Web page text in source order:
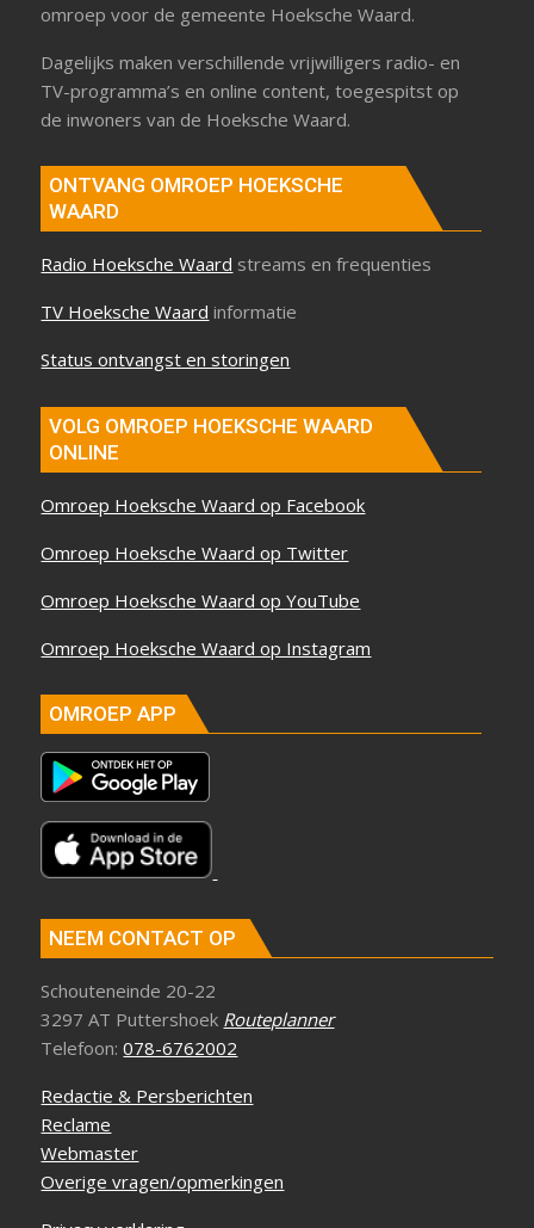
omroep voor de gemeente Hoeksche Waard.
Dagelijks maken verschillende vrijwilligers radio- en
TV-programma’s en online content, toegespitst op
de inwoners van de Hoeksche Waard.
ONTVANG OMROEP HOEKSCHE
WAARD
Radio Hoeksche Waard streams en frequenties
TV Hoeksche Waard informatie
Status ontvangst en storingen
VOLG OMROEP HOEKSCHE WAARD
ONLINE
Omroep Hoeksche Waard op Facebook
Omroep Hoeksche Waard op Twitter
Omroep Hoeksche Waard op YouTube
Omroep Hoeksche Waard op Instagram
OMROEP APP
NEEM CONTACT OP
Schouteneinde 20-22
3297 AT Puttershoek Routeplanner
Telefoon:078-6762002
Redactie & Persberichten
Reclame
Webmaster
Overige vragen/opmerkingen